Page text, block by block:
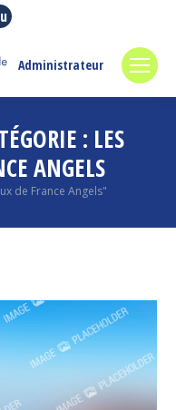
La
Euroquity
une
nouvelle
fenêtre
Administrateur
: LES
ANGELS
de France Angels"